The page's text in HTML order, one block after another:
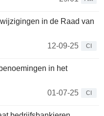
in de Raad van
12-09-25
CI
in het
01-07-25
CI